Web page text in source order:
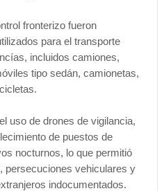
fronterizo fueron
para el transporte
incluidos camiones,
tipo sedán, camionetas,
uso de drones de vigilancia,
de puestos de
nocturnos, lo que permitió
persecuciones vehiculares y
indocumentados.